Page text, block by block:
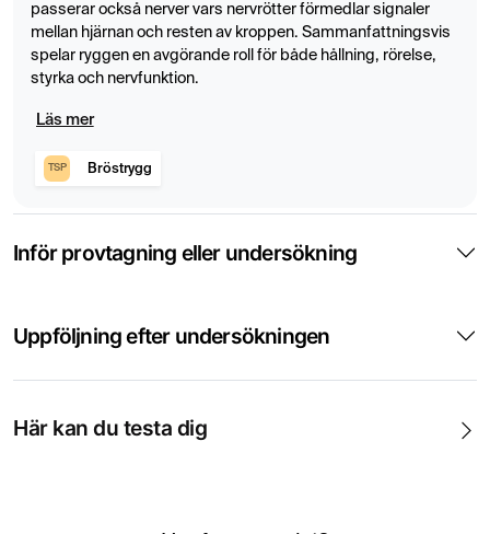
bröstryggen sällan är föremål för överrörlighet, kan
symtom här vara tecken på underliggande sjukdom som
behöver noggrann utredning.
passerar också nerver vars nervrötter förmedlar signaler
mellan hjärnan och resten av kroppen. Sammanfattningsvis
spelar ryggen en avgörande roll för både hållning, rörelse,
styrka och nervfunktion.
Läs mer
TSP Bröstrygg
Inför provtagning eller undersökning
Uppföljning efter undersökningen
Här kan du testa dig